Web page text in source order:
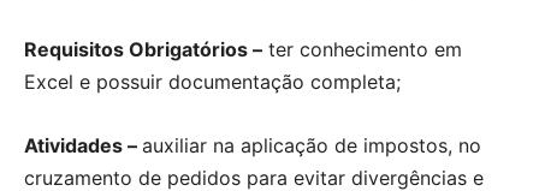
Requisitos Obrigatórios – ter conhecimento em
Excel e possuir documentação completa;
Atividades – auxiliar na aplicação de impostos, no
cruzamento de pedidos para evitar divergências e